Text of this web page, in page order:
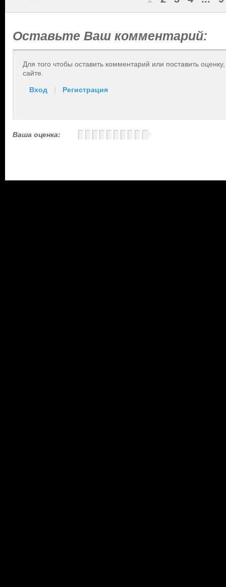
Оставьте Ваш комментарий:
Для того чтобы оставить комментарий или поставить
сайте.
Вход | Регистрация
Ваша оценка: